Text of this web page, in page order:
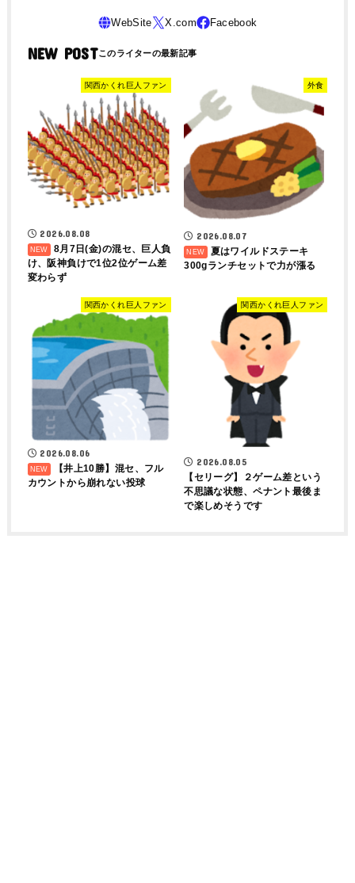
NEW POST
関西かくれ巨人ファン
2026.08.08
8月7日(金)の混セ、巨人負
け、阪神負けで1位2位ゲーム差
変わらず
外食
2026.08.07
夏はワイルドステーキ
300gランチセットで力が漲る
関西かくれ巨人ファン
2026.08.06
【井上10勝】混セ、フル
カウントから崩れない投球
関西かくれ巨人ファン
2026.08.05
【セリーグ】２ゲーム差という
不思議な状態、ペナント最後ま
で楽しめそうです